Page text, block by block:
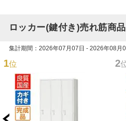
ロッカー(鍵付き)売れ筋商
集計期間：2026年07月07日 - 2026年08月
1位 2